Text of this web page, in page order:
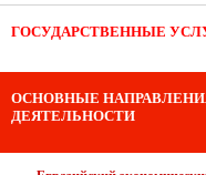
ГОСУДАРСТВЕННЫЕ
ОСНОВНЫЕ
ДЕЯТЕЛЬНОСТИ